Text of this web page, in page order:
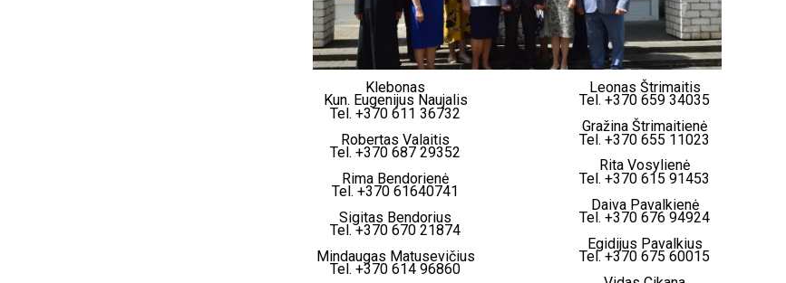
Klebonas
Kun. Eugenijus Naujalis
Tel. +370 611 36732
Robertas Valaitis
Tel. +370 687 29352
Rima Bendorienė
Tel. +370 61640741
Sigitas Bendorius
Tel. +370 670 21874
Mindaugas Matusevičius
Tel. +370 614 96860
Leonas Štrimaitis
Tel. +370 659 34035
Gražina Štrimaitienė
Tel. +370 655 11023
Rita Vosylienė
Tel. +370 615 91453
Daiva Pavalkienė
Tel. +370 676 94924
Egidijus Pavalkius
Tel. +370 675 60015